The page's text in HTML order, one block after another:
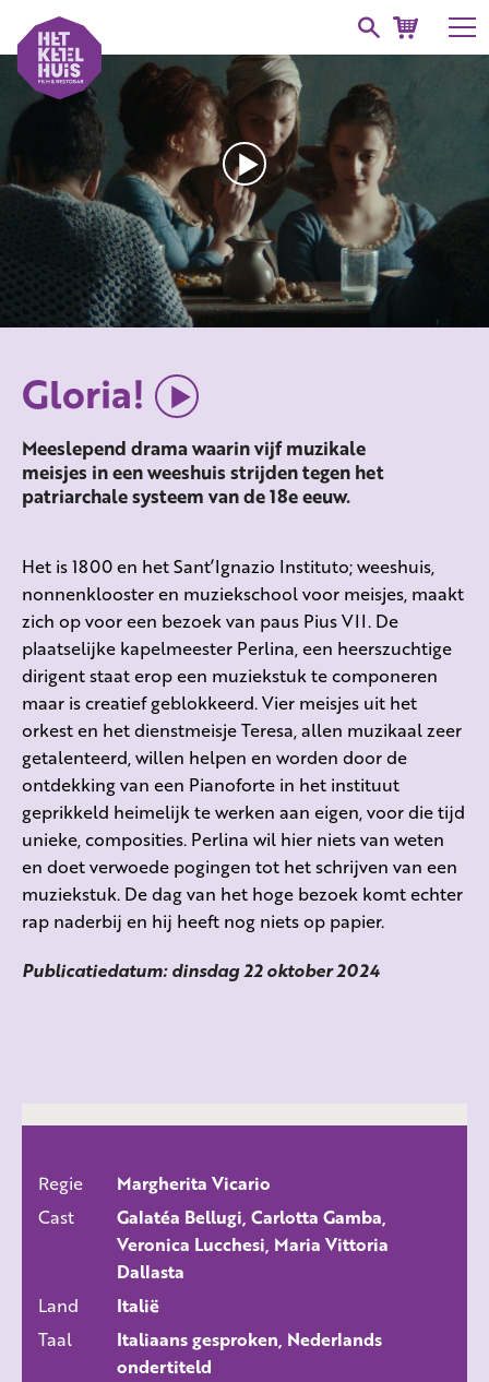
Gloria!
Meeslepend drama waarin vijf muzikale
meisjes in een weeshuis strijden tegen het
patriarchale systeem van de 18e eeuw.
Het is 1800 en het Sant’Ignazio Instituto; weeshuis,
nonnenklooster en muziekschool voor meisjes, maakt
zich op voor een bezoek van paus Pius VII. De
plaatselijke kapelmeester Perlina, een heerszuchtige
dirigent staat erop een muziekstuk te componeren
maar is creatief geblokkeerd. Vier meisjes uit het
orkest en het dienstmeisje Teresa, allen muzikaal zeer
getalenteerd, willen helpen en worden door de
ontdekking van een Pianoforte in het instituut
geprikkeld heimelijk te werken aan eigen, voor die tijd
unieke, composities. Perlina wil hier niets van weten
en doet verwoede pogingen tot het schrijven van een
muziekstuk. De dag van het hoge bezoek komt echter
rap naderbij en hij heeft nog niets op papier.
Publicatiedatum: dinsdag 22 oktober 2024
Regie
Margherita Vicario
Cast
Galatéa Bellugi, Carlotta Gamba,
Veronica Lucchesi, Maria Vittoria
Dallasta
Land
Italië
Taal
Italiaans gesproken, Nederlands
ondertiteld